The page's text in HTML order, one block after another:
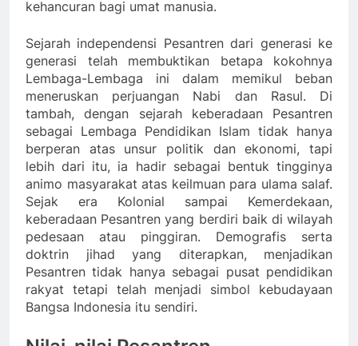
kehancuran bagi umat manusia.
Sejarah independensi Pesantren dari generasi ke
generasi telah membuktikan betapa kokohnya
Lembaga-Lembaga ini dalam memikul beban
meneruskan perjuangan Nabi dan Rasul. Di
tambah, dengan sejarah keberadaan Pesantren
sebagai Lembaga Pendidikan Islam tidak hanya
berperan atas unsur politik dan ekonomi, tapi
lebih dari itu, ia hadir sebagai bentuk tingginya
animo masyarakat atas keilmuan para ulama salaf.
Sejak era Kolonial sampai Kemerdekaan,
keberadaan Pesantren yang berdiri baik di wilayah
pedesaan atau pinggiran. Demografis serta
doktrin jihad yang diterapkan, menjadikan
Pesantren tidak hanya sebagai pusat pendidikan
rakyat tetapi telah menjadi simbol kebudayaan
Bangsa Indonesia itu sendiri.